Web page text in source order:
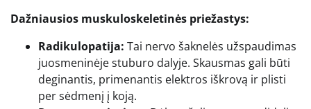
Dažniausios muskuloskeletinės priežastys:
Radikulopatija: Tai nervo šaknelės užspaudimas
juosmeninėje stuburo dalyje. Skausmas gali būti
deginantis, primenantis elektros iškrovą ir plisti
per sėdmenį į koją.